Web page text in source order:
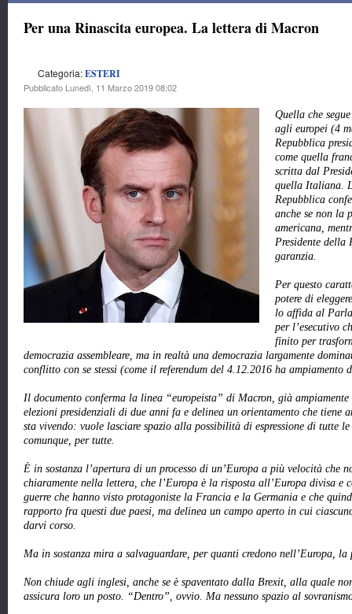
Per una Rinascita europea. La lettera di Macron
Categoria:ESTERI
Pubblicato Lunedì, 11 Marzo 2019 08:02
Quella che
agli europei (4
Repubblica
come quella
scritta dal
quella Italiana.
Repubblica
anche se non la
americana,
Presidente della
garanzia.
Per questo
potere di
lo affida al
per l’esecutivo
finito per
democrazia assembleare, ma in realtà una democrazia largamente
conflitto con se stessi (come il referendum del 4.12.2016 ha ampiamento
Il documento conferma la linea “europeista” di Macron, già
elezioni presidenziali di due anni fa e delinea un orientamento che tiene
sta vivendo: vuole lasciare spazio alla possibilità di espressione di tutte
comunque, per tutte.
È in sostanza l’apertura di un processo di un’Europa a più velocità che
chiaramente nella lettera, che l’Europa è la risposta all’Europa divisa e
guerre che hanno visto protagoniste la Francia e la Germania e che
rapporto fra questi due paesi, ma delinea un campo aperto in cui
darvi corso.
Ma in sostanza mira a salvaguardare, per quanti credono nell’Europa,
Non chiude agli inglesi, anche se è spaventato dalla Brexit, alla quale
assicura loro un posto. “Dentro”, ovvio. Ma nessuno spazio al